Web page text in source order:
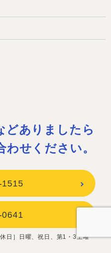
どありましたら
せください。
日］日曜、祝日、第1・3土曜